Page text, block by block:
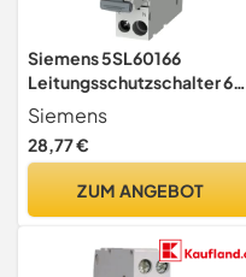
Siemens 5SL60166
Leitungsschutzschalter 6kA
B16 1P+N kompakt in 1TE
230V, MCB,
Sicherungsautomat
Siemens
28,77 €
ZUM ANGEBOT